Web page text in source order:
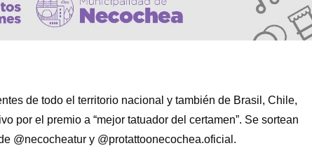
de todo el territorio nacional y también de Brasil, Chile,
por el premio a “mejor tatuador del certamen”. Se sortean
@necocheatur y @protattoonecochea.oficial.